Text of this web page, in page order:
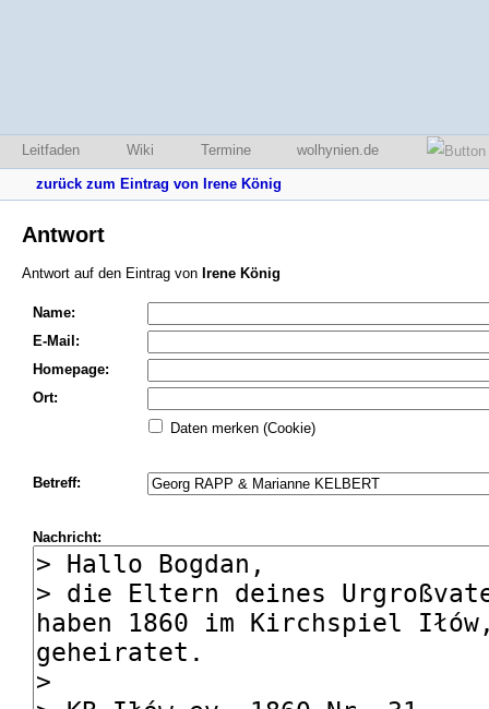
Leitfaden Wiki Termine wolhynien.de
zurück zum Eintrag von Irene König
Antwort
Antwort auf den Eintrag von Irene König
Name:
E-Mail:
Homepage:
Ort:
Daten merken (Cookie)
Betreff:
Nachricht: